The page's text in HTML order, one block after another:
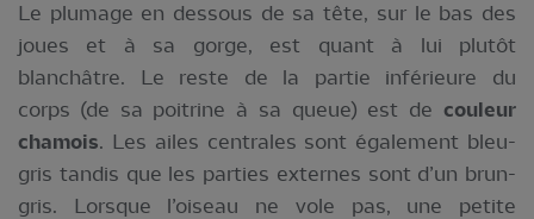
Le plumage en dessous de sa tête, sur le bas des
joues et à sa gorge, est quant à lui plutôt
blanchâtre. Le reste de la partie inférieure du
corps (de sa poitrine à sa queue) est de couleur
chamois. Les ailes centrales sont également bleu-
gris tandis que les parties externes sont d’un brun-
gris. Lorsque l’oiseau ne vole pas, une petite